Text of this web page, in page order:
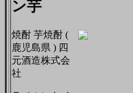
ン芋
焼酎 芋焼酎 (
鹿児島県 ) 四
元酒造株式会
社